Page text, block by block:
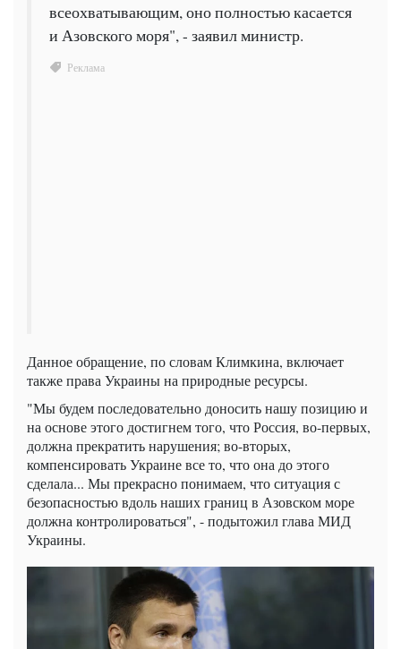
всеохватывающим, оно полностью касается
и Азовского моря", - заявил министр.
Данное обращение, по словам Климкина, включает
также права Украины на природные ресурсы.
"Мы будем последовательно доносить нашу позицию и
на основе этого достигнем того, что Россия, во-первых,
должна прекратить нарушения; во-вторых,
компенсировать Украине все то, что она до этого
сделала... Мы прекрасно понимаем, что ситуация с
безопасностью вдоль наших границ в Азовском море
должна контролироваться", - подытожил глава МИД
Украины.